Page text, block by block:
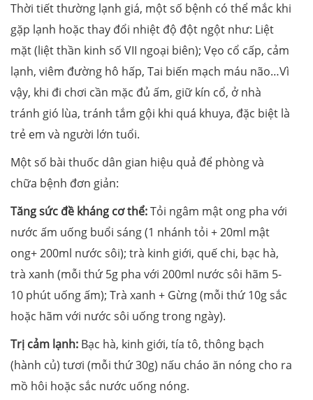
Thời tiết thường lạnh giá, một số bệnh có thể mắc khi
gặp lạnh hoặc thay đổi nhiệt độ đột ngột như: Liệt
mặt (liệt thần kinh số VII ngoại biên); Vẹo cổ cấp, cảm
lạnh, viêm đường hô hấp, Tai biến mạch máu não…Vì
vậy, khi đi chơi cần mặc đủ ấm, giữ kín cổ, ở nhà
tránh gió lùa, tránh tắm gội khi quá khuya, đặc biệt là
trẻ em và người lớn tuổi.
Một số bài thuốc dân gian hiệu quả để phòng và
chữa bệnh đơn giản:
Tăng sức đề kháng cơ thể:Tỏi ngâm mật ong pha với
nước ấm uống buổi sáng (1 nhánh tỏi + 20ml mật
ong+ 200ml nước sôi); trà kinh giới, quế chi, bạc hà,
trà xanh (mỗi thứ 5g pha với 200ml nước sôi hãm 5-
10 phút uống ấm); Trà xanh + Gừng (mỗi thứ 10g sắc
hoặc hãm với nước sôi uống trong ngày).
Trị cảm lạnh: Bạc hà, kinh giới, tía tô, thông bạch
(hành củ) tươi (mỗi thứ 30g) nấu cháo ăn nóng cho ra
mồ hôi hoặc sắc nước uống nóng.